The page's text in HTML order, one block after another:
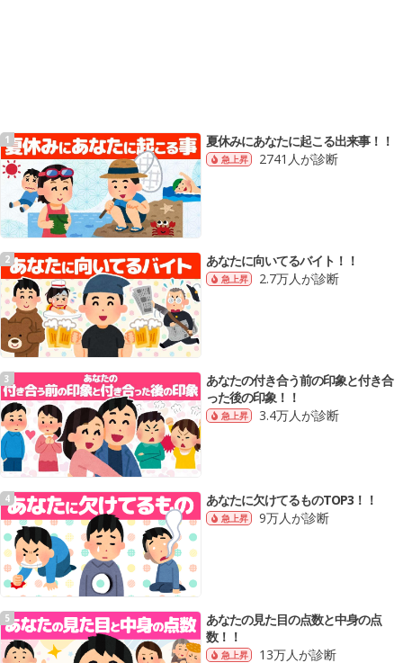
1 夏休みにあなたに起こる出来事！！
急上昇 2741人が診断
2 あなたに向いてるバイト！！
急上昇 2.7万人が診断
3
あなたの付き合う前の印象と付き合
った後の印象！！
急上昇 3.4万人が診断
4 あなたに欠けてるものTOP3！！
急上昇 9万人が診断
5
あなたの見た目の点数と中身の点
数！！
急上昇 13万人が診断